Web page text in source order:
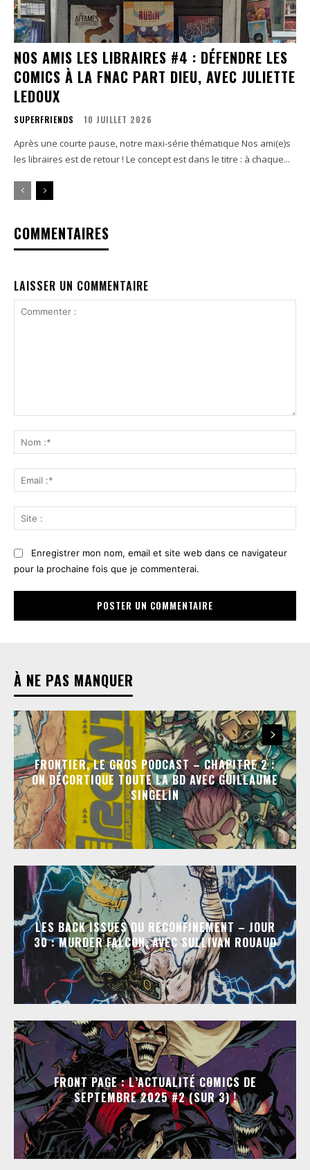
NOS AMIS LES LIBRAIRES #4 : DÉFENDRE LES
COMICS À LA FNAC PART DIEU, AVEC JULIETTE
LEDOUX
SUPERFRIENDS 10 JUILLET 2026
Après une courte pause, notre maxi-série thématique Nos ami(e)s
les libraires est de retour ! Le concept est dans le titre : à chaque...
COMMENTAIRES
LAISSER UN COMMENTAIRE
:*
:*
:
Enregistrer mon nom, email et site web dans ce navigateur
pour la prochaine fois que je commenterai.
À NE PAS MANQUER
FRONTIER, LE GROS PODCAST – CHAPITRE 2 :
ON DÉCORTIQUE TOUTE LA BD AVEC GUILLAUME
SINGELIN
LES BACK ISSUES DU RECONFINEMENT – JOUR
30 : MURDER FALCON, AVEC SULLIVAN ROUAUD
FRONT PAGE : L’ACTUALITÉ COMICS DE
SEPTEMBRE 2025 #2 (SUR 3) !